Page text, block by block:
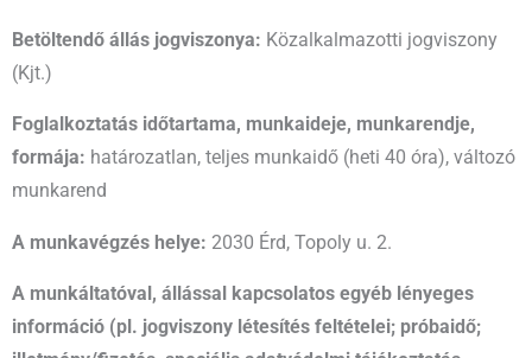
Betöltendő állás jogviszonya: Közalkalmazotti jogviszony
(Kjt.)
Foglalkoztatás időtartama, munkaideje, munkarendje,
formája: határozatlan, teljes munkaidő (heti 40 óra), változó
munkarend
A munkavégzés helye: 2030 Érd, Topoly u. 2.
A munkáltatóval, állással kapcsolatos egyéb lényeges
információ (pl. jogviszony létesítés feltételei; próbaidő;